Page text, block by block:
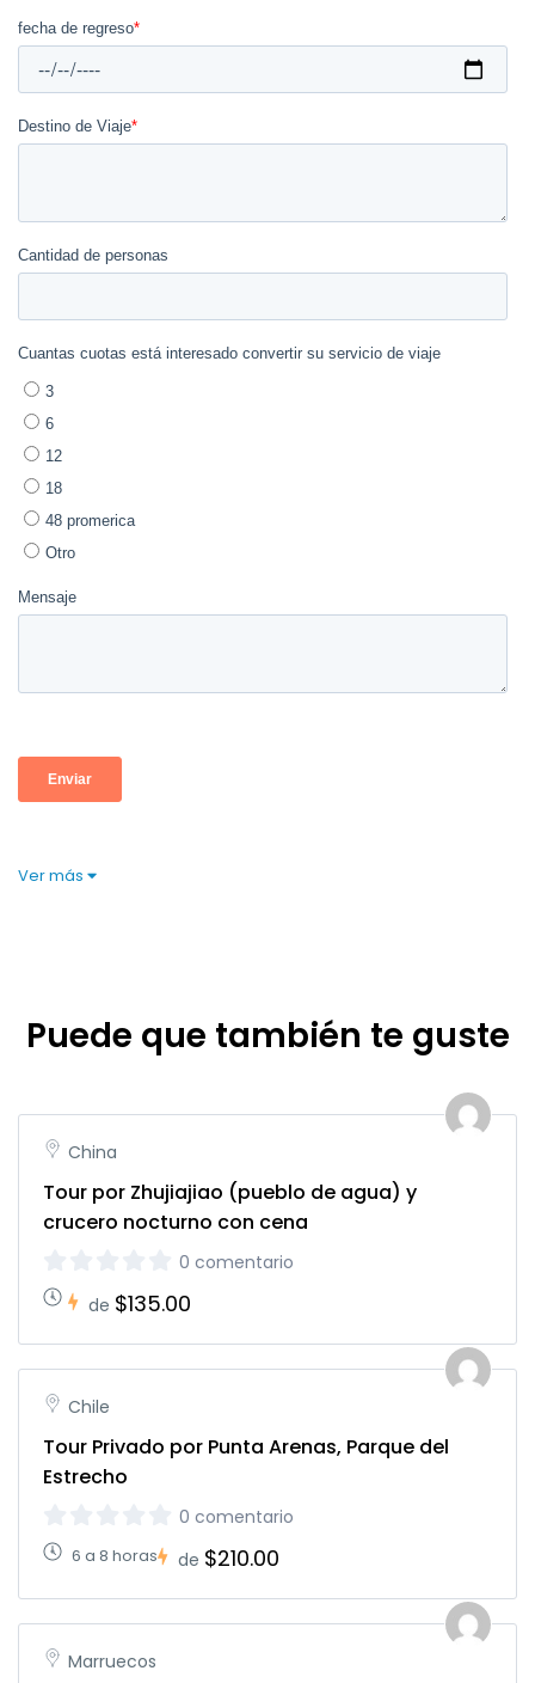
Ver más
Puede que también te guste
China
Tour por Zhujiajiao (pueblo de agua) y
crucero nocturno con cena
0 comentario
de $135.00
Chile
Tour Privado por Punta Arenas, Parque del
Estrecho
0 comentario
6 a 8 horas de $210.00
Marruecos